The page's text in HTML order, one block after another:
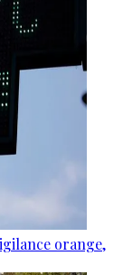
orange,